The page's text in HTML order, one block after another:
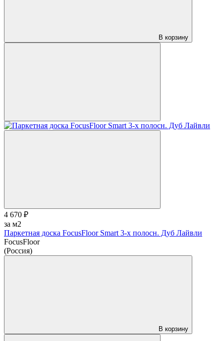
В корзину
4 670 ₽
за м2
Паркетная доска FocusFloor Smart 3-х полосн. Дуб Лайвли
FocusFloor
(Россия)
В корзину